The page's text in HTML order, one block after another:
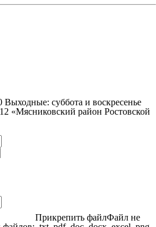
суббота и воскресенье
«Мясниковский район Ростовской
Прикрепить файлФайл не